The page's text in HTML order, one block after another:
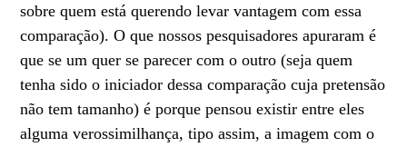
sobre quem está querendo levar vantagem com essa
comparação). O que nossos pesquisadores apuraram é
que se um quer se parecer com o outro (seja quem
tenha sido o iniciador dessa comparação cuja pretensão
não tem tamanho) é porque pensou existir entre eles
alguma verossimilhança, tipo assim, a imagem com o